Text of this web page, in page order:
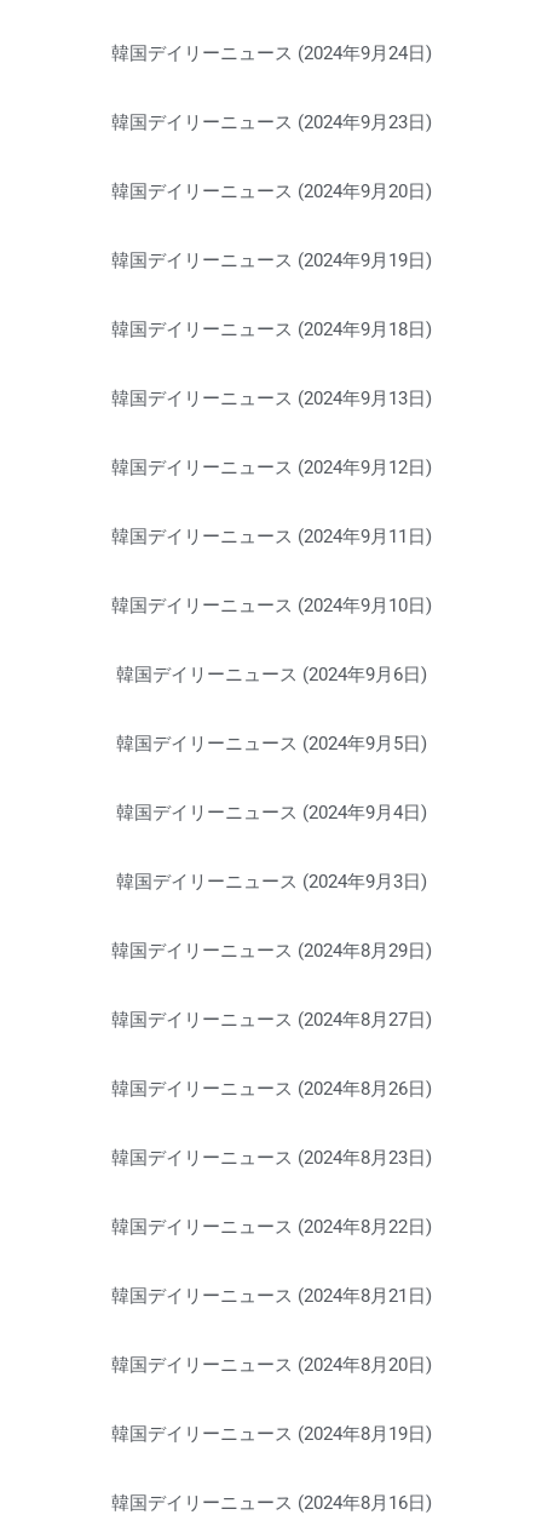
韓国デイリーニュース (2024年9月24日)
韓国デイリーニュース (2024年9月23日)
韓国デイリーニュース (2024年9月20日)
韓国デイリーニュース (2024年9月19日)
韓国デイリーニュース (2024年9月18日)
韓国デイリーニュース (2024年9月13日)
韓国デイリーニュース (2024年9月12日)
韓国デイリーニュース (2024年9月11日)
韓国デイリーニュース (2024年9月10日)
韓国デイリーニュース (2024年9月6日)
韓国デイリーニュース (2024年9月5日)
韓国デイリーニュース (2024年9月4日)
韓国デイリーニュース (2024年9月3日)
韓国デイリーニュース (2024年8月29日)
韓国デイリーニュース (2024年8月27日)
韓国デイリーニュース (2024年8月26日)
韓国デイリーニュース (2024年8月23日)
韓国デイリーニュース (2024年8月22日)
韓国デイリーニュース (2024年8月21日)
韓国デイリーニュース (2024年8月20日)
韓国デイリーニュース (2024年8月19日)
韓国デイリーニュース (2024年8月16日)